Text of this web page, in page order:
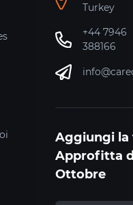
Turkey
+44 7946
388166
Aggiungi la
Approfitta
Ottobre